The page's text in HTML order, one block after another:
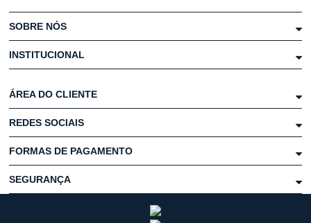
SOBRE NÓS
INSTITUCIONAL
ÁREA DO CLIENTE
REDES SOCIAIS
FORMAS DE PAGAMENTO
SEGURANÇA